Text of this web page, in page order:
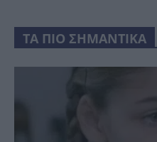
ΤΑ ΠΙΟ ΣΗΜΑΝΤΙΚΑ